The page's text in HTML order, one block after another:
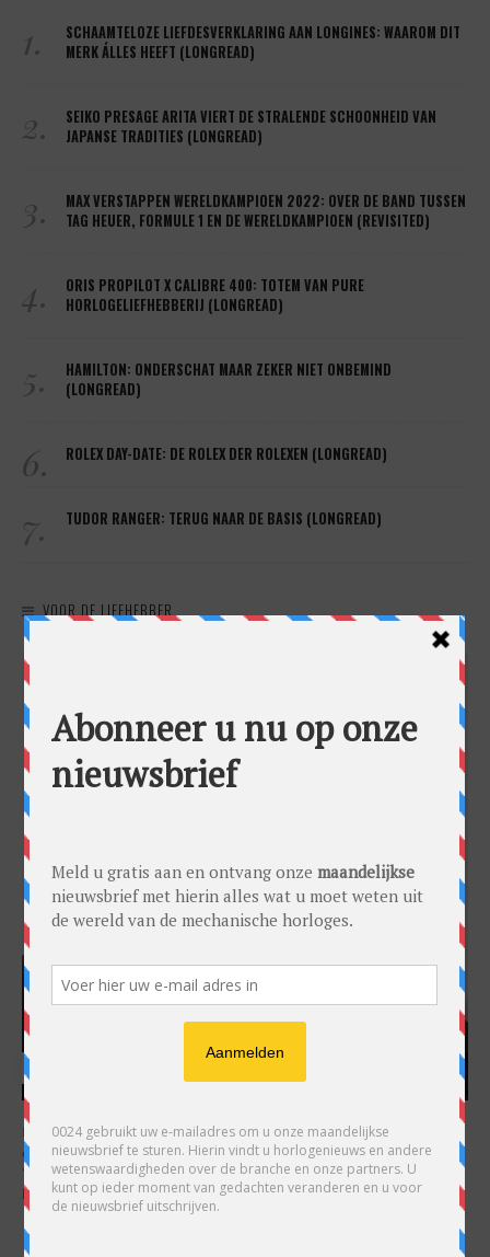
1.
SCHAAMTELOZE LIEFDESVERKLARING AAN LONGINES: WAAROM DIT
MERK ÁLLES HEEFT (LONGREAD)
2.
SEIKO PRESAGE ARITA VIERT DE STRALENDE SCHOONHEID VAN
JAPANSE TRADITIES (LONGREAD)
3.
MAX VERSTAPPEN WERELDKAMPIOEN 2022: OVER DE BAND TUSSEN
TAG HEUER, FORMULE 1 EN DE WERELDKAMPIOEN (REVISITED)
4.
ORIS PROPILOT X CALIBRE 400: TOTEM VAN PURE
HORLOGELIEFHEBBERIJ (LONGREAD)
5.
HAMILTON: ONDERSCHAT MAAR ZEKER NIET ONBEMIND
(LONGREAD)
6. ROLEX DAY-DATE: DE ROLEX DER ROLEXEN (LONGREAD)
7. TUDOR RANGER: TERUG NAAR DE BASIS (LONGREAD)
VOOR DE LIEFHEBBER
Hoofdredacteur en uitgever van 0024 Horloges. Een horlogeliefhebber en
ondernemer in hart en nieren, voor wie de liefde al decennia teruggaat. Voor
Wijnschenk is uitgeven levenslange passie, net als de oneindige interesse in
horloges.